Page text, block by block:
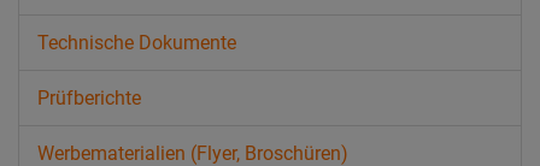
Technische Dokumente
Prüfberichte
Werbematerialien (Flyer, Broschüren)